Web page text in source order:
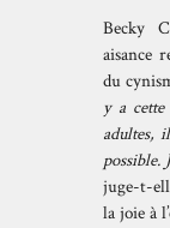
Becky
aisance
du
y a
adultes,
possible.
juge-t-
la joie à